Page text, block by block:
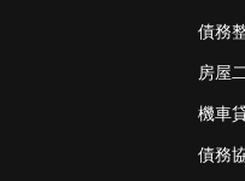
債務
房屋
機車
債務